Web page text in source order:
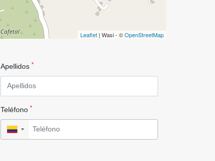
Leaflet | Wasi - ©OpenStreetMap
Apellidos *
Teléfono *
▼